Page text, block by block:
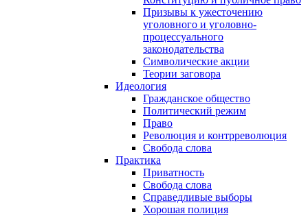
Призывы к ужесточению
уголовного и уголовно-
процессуального
законодательства
Символические акции
Теории заговора
Идеология
Гражданское общество
Политический режим
Право
Революция и контрреволюция
Свобода слова
Практика
Приватность
Свобода слова
Справедливые выборы
Хорошая полиция